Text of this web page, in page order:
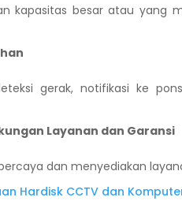
kapasitas besar atau
gerak, notifikasi ke
Layanan dan Garansi
dan menyediakan
Hardisk CCTV dan